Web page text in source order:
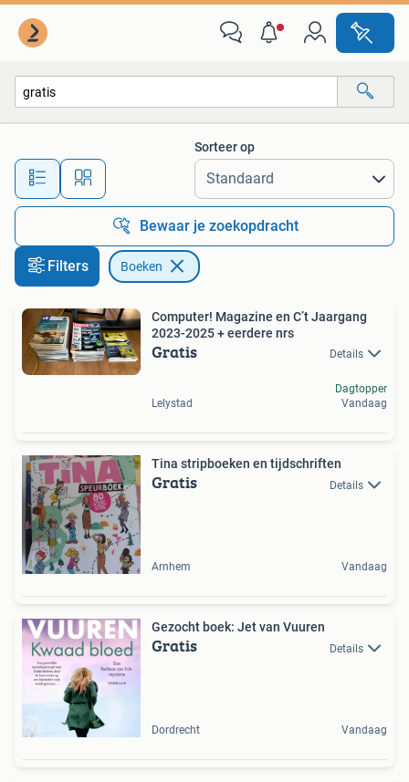
Alle afstanden…
Sorteer op
Bewaar je zoekopdracht
Filters Boeken
Computer! Magazine en C’t Jaargang
2023-2025 + eerdere nrs
Gratis Details
Lelystad
Dagtopper
Vandaag
Tina stripboeken en tijdschriften
Gratis Details
Arnhem Vandaag
Gezocht boek: Jet van Vuuren
Gratis Details
Dordrecht Vandaag